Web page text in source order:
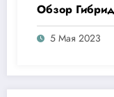
Обзор
5 Мая 2023